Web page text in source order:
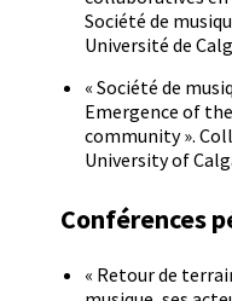
Société de
Université de
« Société de
Emergence of
community ».
University of
Conférences
« Retour de